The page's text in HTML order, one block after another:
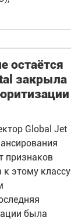
остаётся
закрыла
Global Jet
признаков
к этому классу
была